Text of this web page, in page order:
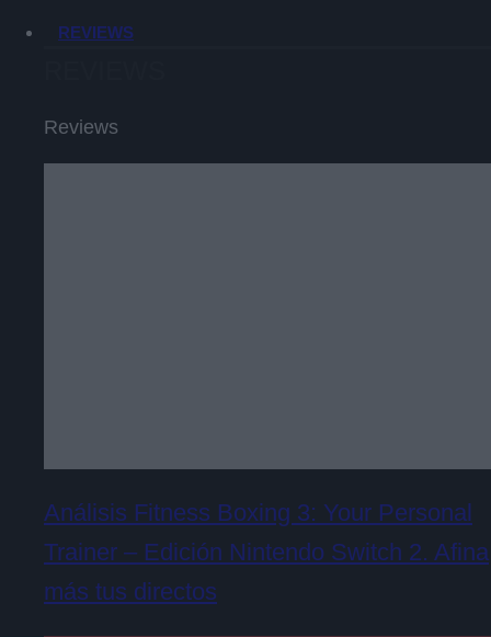
REVIEWS
Reviews
Análisis Fitness Boxing 3: Your Personal
Trainer – Edición Nintendo Switch 2. Afina
más tus directos